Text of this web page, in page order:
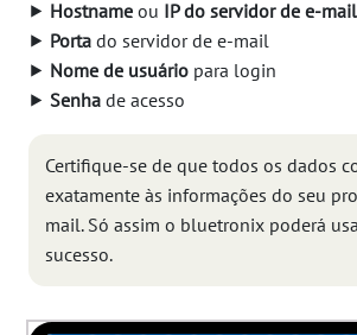
⯈ Hostname ou IP do servidor de e-mail
⯈ Porta do servidor de e-mail
⯈ Nome de usuário para login
⯈ Senha de acesso
Certifique-se de que todos os dados
exatamente às informações do seu
mail. Só assim o bluetronix poderá
sucesso.